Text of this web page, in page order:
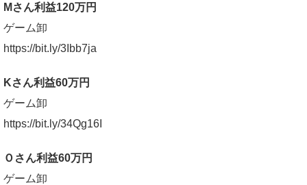
Mさん利益120万円
ゲーム卸
https://bit.ly/3Ibb7ja
Kさん利益60万円
ゲーム卸
https://bit.ly/34Qg16I
Ｏさん利益60万円
ゲーム卸